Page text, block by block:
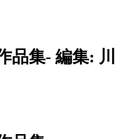
品集- 編集: 川